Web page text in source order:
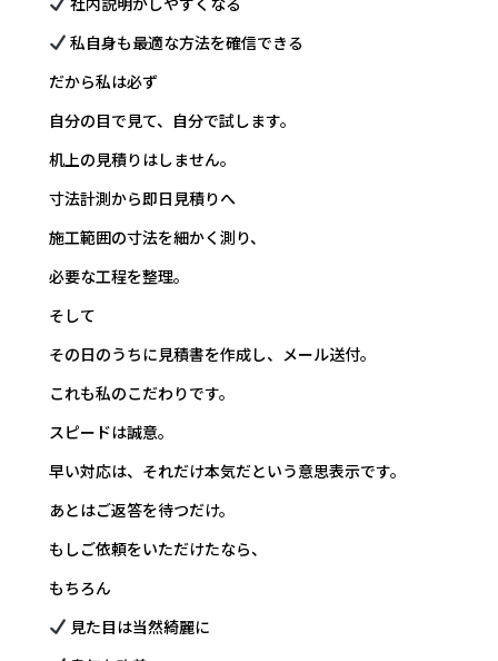
私自身も最適な方法を確信できる
だから私は必ず
自分の目で見て、自分で試します。
机上の見積りはしません。
寸法計測から即日見積りへ
施工範囲の寸法を細かく測り、
必要な工程を整理。
そして――
その日のうちに見積書を作成し、メール送付。
これも私のこだわりです。
スピードは誠意。
早い対応は、それだけ本気だという意思表示です。
あとはご返答を待つだけ。
もしご依頼をいただけたなら、
もちろん――
見た目は当然綺麗に